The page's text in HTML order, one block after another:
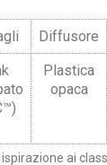
Diffusore
Plastica
opaca
ispirazione ai